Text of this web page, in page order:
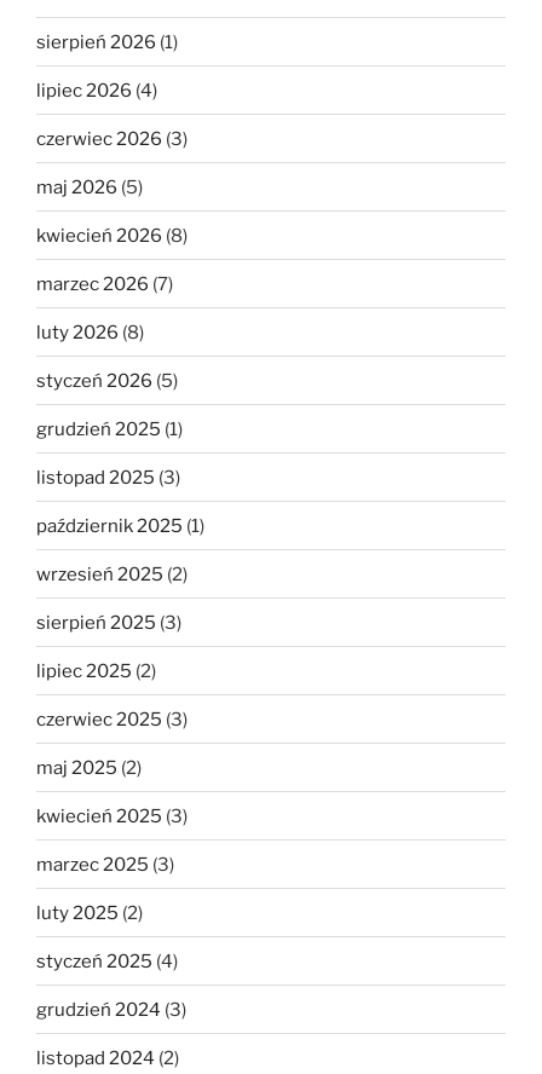
sierpień 2026 (1)
lipiec 2026 (4)
czerwiec 2026 (3)
maj 2026 (5)
kwiecień 2026 (8)
marzec 2026 (7)
luty 2026 (8)
styczeń 2026 (5)
grudzień 2025 (1)
listopad 2025 (3)
październik 2025 (1)
wrzesień 2025 (2)
sierpień 2025 (3)
lipiec 2025 (2)
czerwiec 2025 (3)
maj 2025 (2)
kwiecień 2025 (3)
marzec 2025 (3)
luty 2025 (2)
styczeń 2025 (4)
grudzień 2024 (3)
listopad 2024 (2)